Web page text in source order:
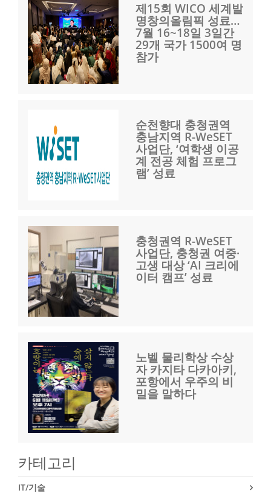
제15회 WICO 세계발
명창의올림픽 성료…
7월 16~18일 3일간
29개 국가 1500여 명
참가
순천향대 충청권역
충남지역 R-WeSET
사업단, ‘여학생 이공
계 전공 체험 프로그
램’ 성료
충청권역 R-WeSET
사업단, 충청권 여중·
고생 대상 ‘AI 크리에
이터 캠프’ 성료
노벨 물리학상 수상
자 카지타 다카아키,
포항에서 우주의 비
밀을 말하다
카테고리
IT/기술